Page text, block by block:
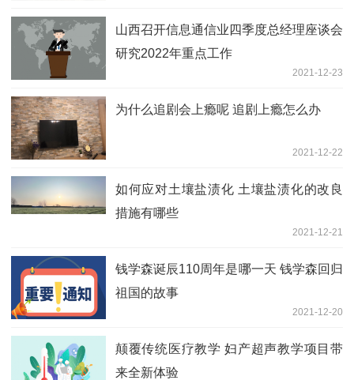
山西召开信息通信业四季度总经理座谈会
研究2022年重点工作
2021-12-23
为什么追剧会上瘾呢 追剧上瘾怎么办
2021-12-22
如何应对土壤盐渍化 土壤盐渍化的改良
措施有哪些
2021-12-21
钱学森诞辰110周年是哪一天 钱学森回归
祖国的故事
2021-12-20
颠覆传统医疗教学 妇产超声教学项目带
来全新体验